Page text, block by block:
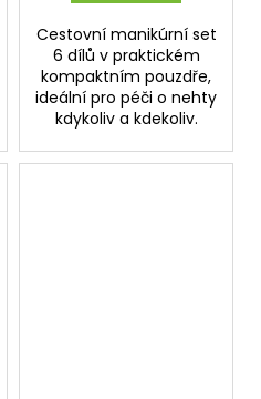
Cestovní manikúrní set
6 dílů v praktickém
kompaktním pouzdře,
ideální pro péči o nehty
kdykoliv a kdekoliv.